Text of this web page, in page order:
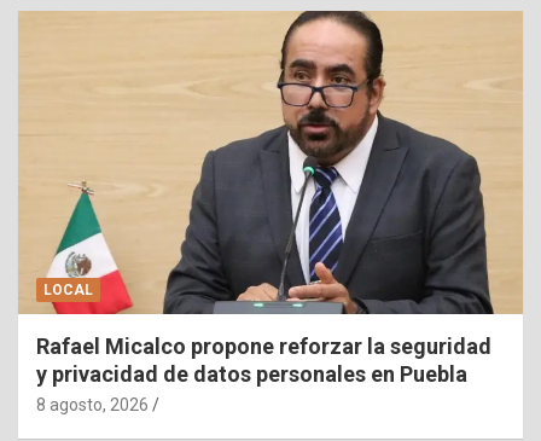
LOCAL
Rafael Micalco propone reforzar la seguridad
y privacidad de datos personales en Puebla
8 agosto, 2026